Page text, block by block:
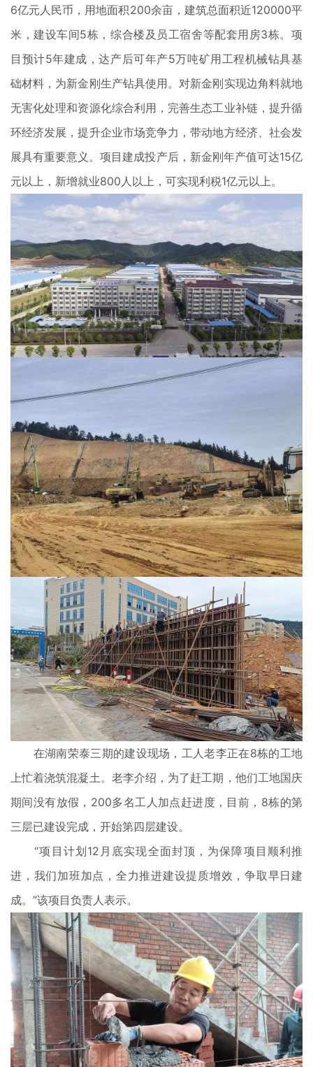
6亿元人民币，用地面积200余亩，建筑总面积近120000平
米，建设车间5栋，综合楼及员工宿舍等配套用房3栋。项
目预计5年建成，达产后可年产5万吨矿用工程机械钻具基
础材料，为新金刚生产钻具使用。对新金刚实现边角料就地
无害化处理和资源化综合利用，完善生态工业补链，提升循
环经济发展，提升企业市场竞争力，带动地方经济、社会发
展具有重要意义。项目建成投产后，新金刚年产值可达15亿
元以上，新增就业800人以上，可实现利税1亿元以上。
在湖南荣泰三期的建设现场，工人老李正在8栋的工地
上忙着浇筑混凝土。老李介绍，为了赶工期，他们工地国庆
期间没有放假，200多名工人加点赶进度，目前，8栋的第
三层已建设完成，开始第四层建设。
“项目计划12月底实现全面封顶，为保障项目顺利推
进，我们加班加点，全力推进建设提质增效，争取早日建
成。”该项目负责人表示。